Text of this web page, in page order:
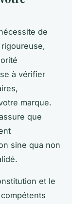
de
à vérifier
marque.
que
sine qua non
et le